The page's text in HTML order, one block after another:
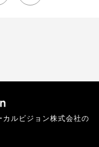
カルビジョン株式会社の